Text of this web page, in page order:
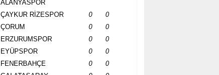
ALANYASPOR
ÇAYKUR RİZESPOR 0
0
ÇORUM 0
0
ERZURUMSPOR 0
0
EYÜPSPOR 0
0
FENERBAHÇE 0
0